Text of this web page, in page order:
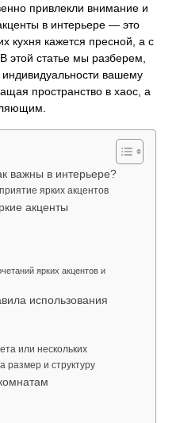
привлекли внимание и
в интерьере — это
кухня кажется пресной, а с
этой статье мы разберем,
индивидуальности вашему
пространство в хаос, а
важны в интерьере?
ярких акцентов
акценты
ярких акцентов и
использования
или нескольких
и структуру